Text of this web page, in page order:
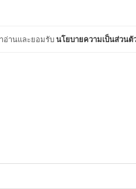
อ่านและยอมรับนโยบายความเป็นส่วนตั